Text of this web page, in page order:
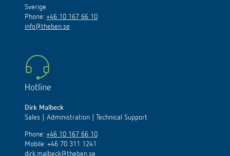
Sverige
Phone: +46 10 167 66 10
info@theben.se
Hotline
Dirk Malbeck
Sales | Administration | Technical Support
Phone: +46 10 167 66 10
Mobile: +46 70 311 1241
dirk.malbeck@theben.se